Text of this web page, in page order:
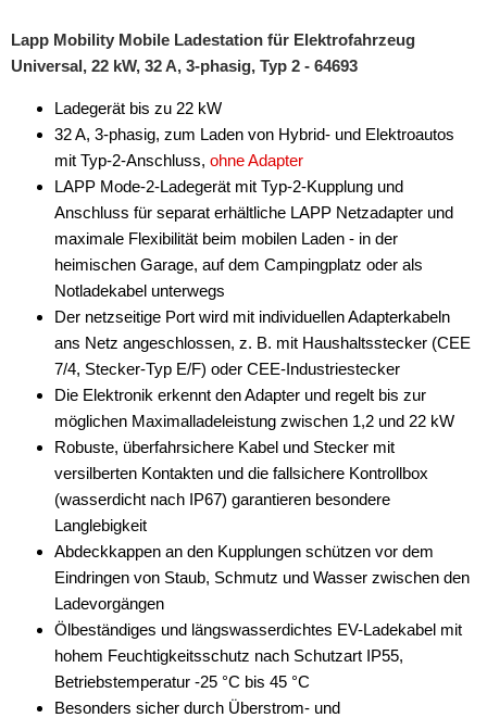
Lapp Mobility Mobile Ladestation für Elektrofahrzeug
Universal, 22 kW, 32 A, 3-phasig, Typ 2 - 64693
Ladegerät bis zu 22 kW
32 A, 3-phasig, zum Laden von Hybrid- und Elektroautos
mit Typ-2-Anschluss, ohne Adapter
LAPP Mode-2-Ladegerät mit Typ-2-Kupplung und
Anschluss für separat erhältliche LAPP Netzadapter und
maximale Flexibilität beim mobilen Laden - in der
heimischen Garage, auf dem Campingplatz oder als
Notladekabel unterwegs
Der netzseitige Port wird mit individuellen Adapterkabeln
ans Netz angeschlossen, z. B. mit Haushaltsstecker (CEE
7/4, Stecker-Typ E/F) oder CEE-Industriestecker
Die Elektronik erkennt den Adapter und regelt bis zur
möglichen Maximalladeleistung zwischen 1,2 und 22 kW
Robuste, überfahrsichere Kabel und Stecker mit
versilberten Kontakten und die fallsichere Kontrollbox
(wasserdicht nach IP67) garantieren besondere
Langlebigkeit
Abdeckkappen an den Kupplungen schützen vor dem
Eindringen von Staub, Schmutz und Wasser zwischen den
Ladevorgängen
Ölbeständiges und längswasserdichtes EV-Ladekabel mit
hohem Feuchtigkeitsschutz nach Schutzart IP55,
Betriebstemperatur -25 °C bis 45 °C
Besonders sicher durch Überstrom- und